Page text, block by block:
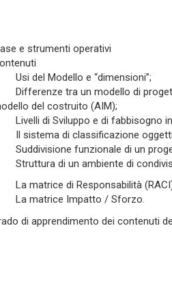
e strumenti operativi
del Modello e “dimensioni”;
tra un modello di
del costruito (AIM);
di Sviluppo e di fabbisogno
sistema di classificazione
funzionale di un
di un ambiente di
matrice di Responsabilità
matrice Impatto / Sforzo.
di apprendimento dei contenuti